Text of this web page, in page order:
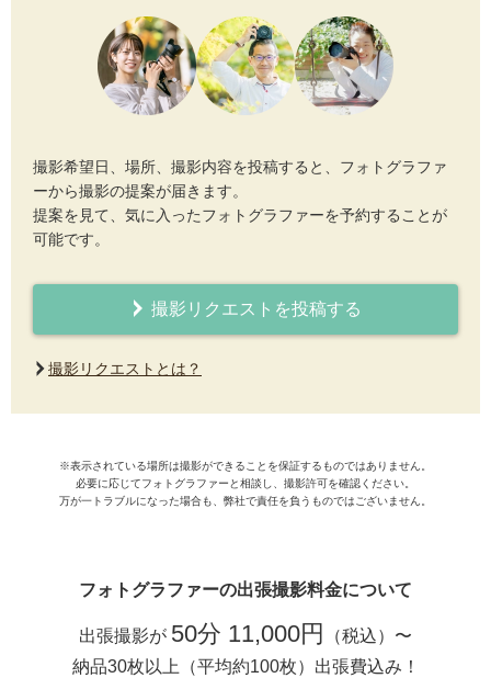
撮影希望日、場所、撮影内容を投稿すると、フォトグラファ
ーから撮影の提案が届きます。
提案を見て、気に入ったフォトグラファーを予約することが
可能です。
撮影リクエストを投稿する
撮影リクエストとは？
※表示されている場所は撮影ができることを保証するものではありません。
必要に応じてフォトグラファーと相談し、撮影許可を確認ください。
万が一トラブルになった場合も、弊社で責任を負うものではございません。
フォトグラファーの出張撮影料金について
出張撮影が 50分 11,000円
（税込）〜
納品30枚以上（平均約100枚）出張費込み！